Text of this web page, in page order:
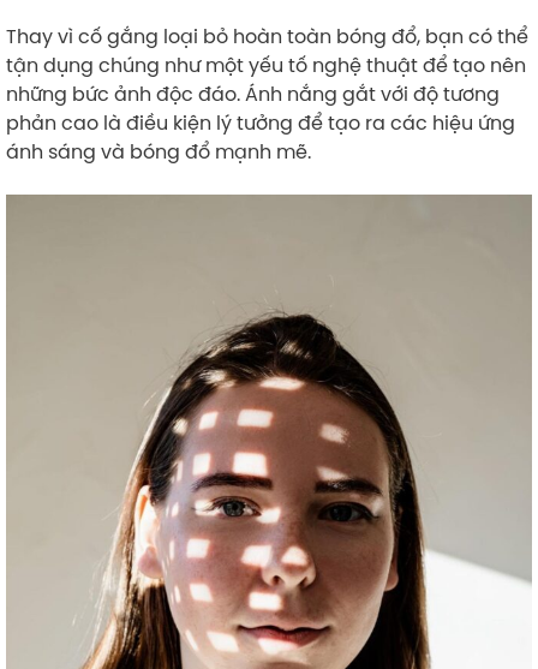
Thay vì cố gắng loại bỏ hoàn toàn bóng đổ, bạn có thể
tận dụng chúng như một yếu tố nghệ thuật để tạo nên
những bức ảnh độc đáo. Ánh nắng gắt với độ tương
phản cao là điều kiện lý tưởng để tạo ra các hiệu ứng
ánh sáng và bóng đổ mạnh mẽ.